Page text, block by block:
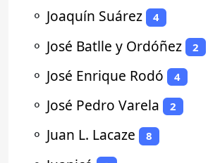
⚬ Joaquín Suárez 4
⚬ José Batlle y Ordóñez 2
⚬ José Enrique Rodó 4
⚬ José Pedro Varela 2
⚬ Juan L. Lacaze 8